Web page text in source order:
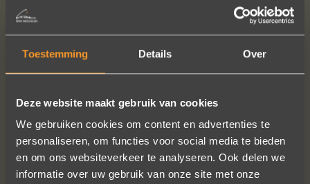
Toestemming Details Over
Deze website maakt gebruik van cookies
We gebruiken cookies om content en advertenties te
personaliseren, om functies voor social media te bieden
en om ons websiteverkeer te analyseren. Ook delen we
informatie over uw gebruik van onze site met onze